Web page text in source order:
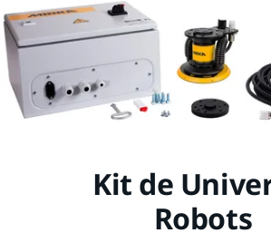
Kit de
Robots